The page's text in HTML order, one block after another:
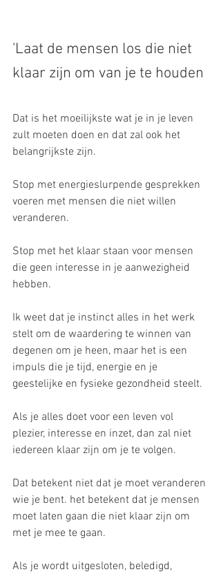
'Laat de mensen los die niet
klaar zijn om van je te houden
Dat is het moeilijkste wat je in je leven
zult moeten doen en dat zal ook het
belangrijkste zijn.
Stop met energieslurpende gesprekken
voeren met mensen die niet willen
veranderen.
Stop met het klaar staan voor mensen
die geen interesse in je aanwezigheid
hebben.
Ik weet dat je instinct alles in het werk
stelt om de waardering te winnen van
degenen om je heen, maar het is een
impuls die je tijd, energie en je
geestelijke en fysieke gezondheid steelt.
Als je alles doet voor een leven vol
plezier, interesse en inzet, dan zal niet
iedereen klaar zijn om je te volgen.
Dat betekent niet dat je moet veranderen
wie je bent. het betekent dat je mensen
moet laten gaan die niet klaar zijn om
met je mee te gaan.
Als je wordt uitgesloten, beledigd,